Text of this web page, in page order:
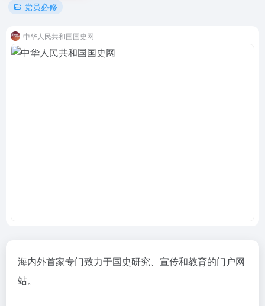
党员必修
中华人民共和国国史网
海内外首家专门致力于国史研究、宣传和教育的门户网
站。